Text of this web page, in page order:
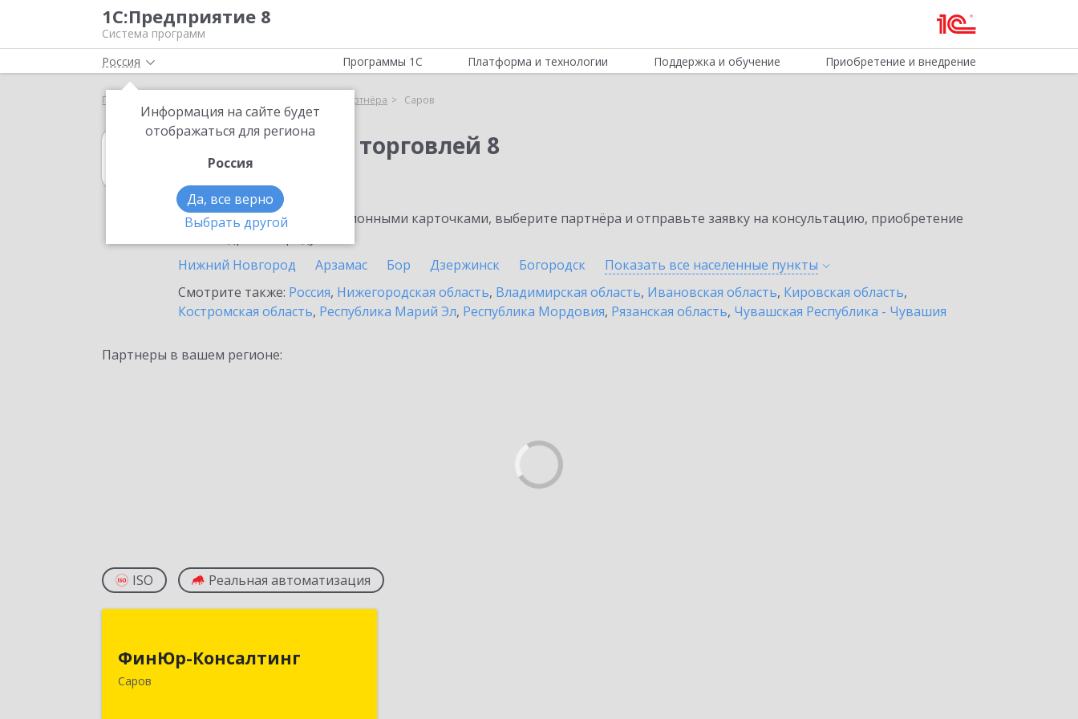
1С:Предприятие 8
Система программ
Россия
Информация на сайте будет
отображаться для региона
Россия
Да, все верно
Выбрать другой
Программы 1С Платформа и технологии Поддержка и обучение Приобретение и внедрение
Главная Выбор партнёра Саров
1С:Управление торговлей 8
в Сарове
Ознакомьтесь с информационными карточками, выберите партнёра и отправьте заявку на консультацию, приобретение
Нижний Новгород
Арзамас Бор Дзержинск Богородск Показать все населенные пункты
Смотрите также: Россия, Нижегородская область, Владимирская область, Ивановская область, Кировская область,
Костромская область, Республика Марий Эл, Республика Мордовия, Рязанская область, Чувашская Республика - Чувашия
Партнеры в вашем регионе:
ISO Реальная автоматизация
ФинЮр-Консалтинг
Саров
607190, Нижегородская обл, Саров г,